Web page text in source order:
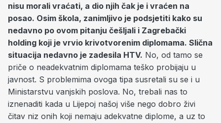
nisu morali vraćati, a dio njih čak je i vraćen na
posao. Osim škola, zanimljivo je podsjetiti kako su
nedavno po ovom pitanju češljali i Zagrebački
holding koji je vrvio krivotvorenim diplomama. Slična
situacija nedavno je zadesila HTV. No, od tamo se
priče o neadekvatnim diplomama teško probijaju u
javnost. S problemima ovoga tipa susretali su se i u
Ministarstvu vanjskih poslova. No, trebali nas to
iznenaditi kada u Lijepoj našoj više nego dobro živi
čitav niz onih koji nemaju adekvatne diplome, a uz to